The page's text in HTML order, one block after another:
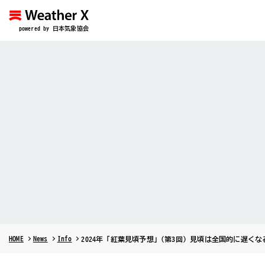
powered by 日本気象協会
HOME News Info 2024年「紅葉見頃予想」(第3回) 見頃は全国的に遅く